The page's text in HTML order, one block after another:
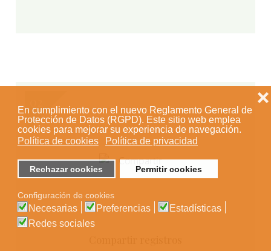
En cumplimiento con el nuevo Reglamento General de
Protección de Datos (RGPD). Este sitio web emplea
cookies para mejorar su experiencia de navegación.
Política de cookies
Política de privacidad
Rechazar cookies Permitir cookies
❌
Configuración de cookies
Necesarias Preferencias
Estadísticas
Redes sociales